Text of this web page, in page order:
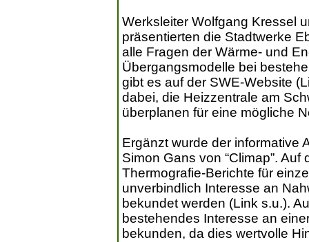
Werksleiter Wolfgang Kressel
präsentierten die Stadtwerke
alle Fragen der Wärme- und
Übergangsmodelle bei
gibt es auf der SWE-Website
dabei, die Heizzentrale am
überplanen für eine mögliche
Ergänzt wurde der informative
Simon Gans von “Climap”.
Thermografie-Berichte für
unverbindlich Interesse an
bekundet werden (Link s.u.).
bestehendes Interesse an
bekunden, da dies wertvolle